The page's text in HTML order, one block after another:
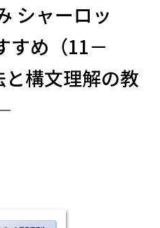
シャーロッ
すめ（11－
構文理解の教